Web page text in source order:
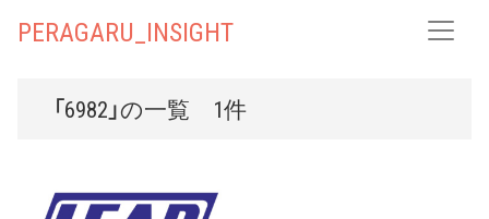
PERAGARU_INSIGHT
「6982」の一覧 1件